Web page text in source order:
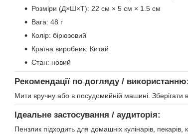
Розміри (Д×Ш×Т): 22 см × 5 см × 1.5 см
Вага: 48 г
Колір: бірюзовий
Країна виробник: Китай
Стан: новий
Рекомендації по догляду / використанню:
Мити вручну або в посудомийній машині. Зберігати
Ідеальне застосування / аудиторія:
Пензлик підходить для домашніх кулінарів,
Україна